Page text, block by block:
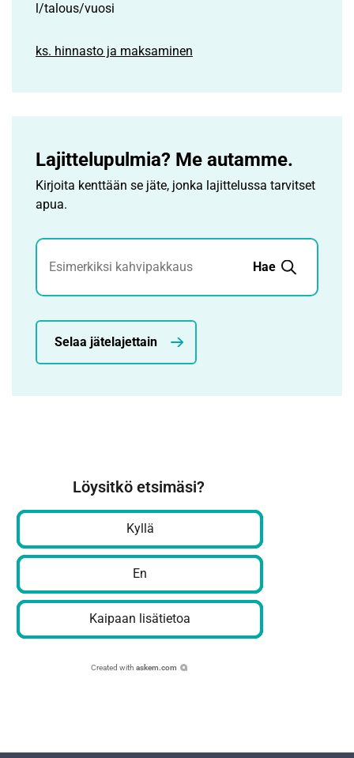
l/talous/vuosi
ks. hinnasto ja maksaminen
Lajittelupulmia? Me autamme.
Kirjoita kenttään se jäte, jonka lajittelussa tarvitset
apua.
Jätehaku
Hae
Selaa jätelajettain
Löysitkö etsimäsi?
Kyllä
En
Kaipaan lisätietoa
Created with askem.com